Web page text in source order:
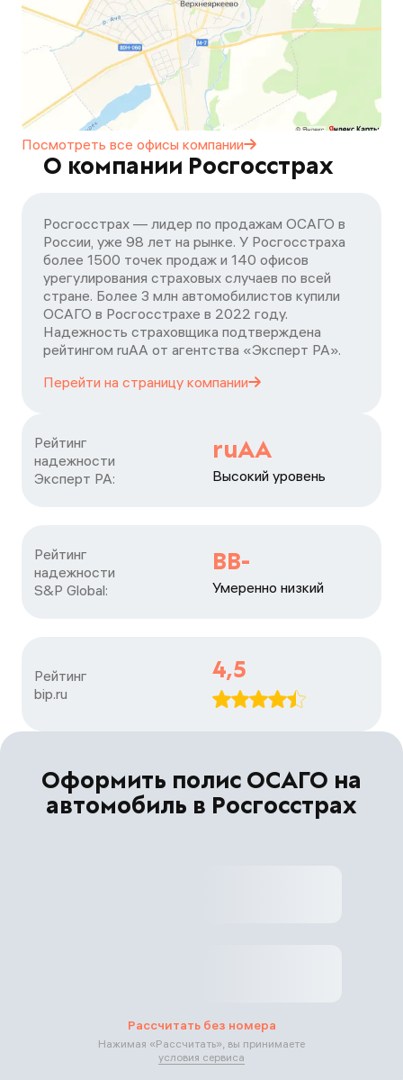
Посмотреть все офисы компании
О компании Росгосстрах
Росгосстрах — лидер по продажам ОСАГО в
России, уже 98 лет на рынке. У Росгосстраха
более 1500 точек продаж и 140 офисов
урегулирования страховых случаев по всей
стране. Более 3 млн автомобилистов купили
ОСАГО в Росгосстрахе в 2022 году.
Надежность страховщика подтверждена
рейтингом ruАА от агентства «Эксперт РА».
Перейти на страницу компании
Рейтинг
надежности
Эксперт РА:
ruAA
Высокий уровень
Рейтинг
надежности
S&P Global:
BB-
Умеренно низкий
Рейтинг
bip.ru
4,5
Оформить полис ОСАГО на
автомобиль в Росгосстрах
Рассчитать без номера
Нажимая «Рассчитать», вы принимаете
условия сервиса